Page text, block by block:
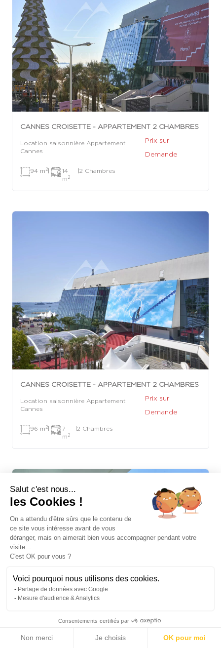
CANNES CROISETTE - APPARTEMENT 2 CHAMBRES
Location saisonnière Appartement
Cannes
Prix sur
Demande
94 m 2|
14
m 2
|2 Chambres
CANNES CROISETTE - APPARTEMENT 2 CHAMBRES
Location saisonnière Appartement
Cannes
Prix sur
Demande
96 m 2|
7
m 2
|2 Chambres
CANNES CROISETTE - APPARTEMENT 2 CHAMBRES
Salut c'est nous...
les Cookies !
On a attendu d'être sûrs que le contenu de
ce site vous intéresse avant de vous
déranger, mais on aimerait bien vous accompagner pendant votre
visite...
C'est OK pour vous ?
Voici pourquoi nous utilisons des cookies.
Partage de données avec Google
Mesure d'audience & Analytics
Consentements certifiés par
Non merci Je choisis OK pour moi